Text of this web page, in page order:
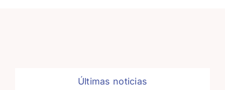
Últimas noticias